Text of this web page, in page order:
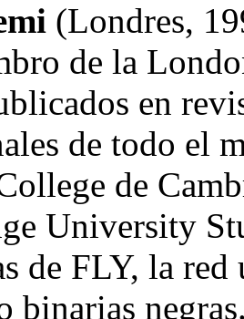
(Londres,
de la
en
de todo el
de
University
de FLY, la
binarias